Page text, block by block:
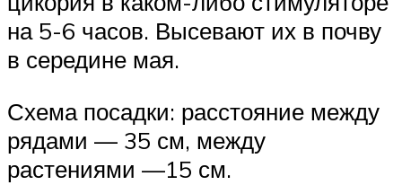
на 5-6 часов. Высевают их в почву
в середине мая.
Схема посадки: расстояние между
рядами — 35 см, между
растениями —15 см.